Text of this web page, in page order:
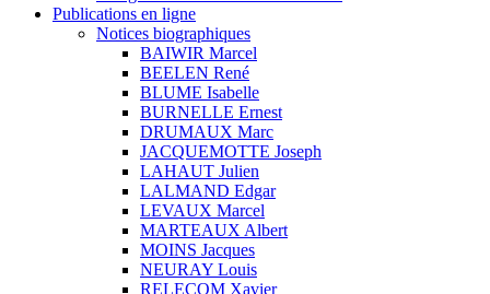
Publications en ligne
Notices biographiques
BAIWIR Marcel
BEELEN René
BLUME Isabelle
BURNELLE Ernest
DRUMAUX Marc
JACQUEMOTTE Joseph
LAHAUT Julien
LALMAND Edgar
LEVAUX Marcel
MARTEAUX Albert
MOINS Jacques
NEURAY Louis
RELECOM Xavier